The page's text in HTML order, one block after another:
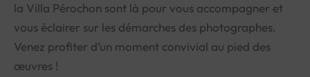
la Villa Pérochon sont là pour vous accompagner et
vous éclairer sur les démarches des photographes.
Venez profiter d’un moment convivial au pied des
œuvres !